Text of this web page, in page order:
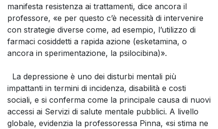
manifesta resistenza ai trattamenti, dice ancora il
professore, «e per questo c’è necessità di intervenire
con strategie diverse come, ad esempio, l’utilizzo di
farmaci cosiddetti a rapida azione (esketamina, o
ancora in sperimentazione, la psilocibina)».
La depressione è uno dei disturbi mentali più
impattanti in termini di incidenza, disabilità e costi
sociali, e si conferma come la principale causa di nuovi
accessi ai Servizi di salute mentale pubblici. A livello
globale, evidenzia la professoressa Pinna, «si stima ne